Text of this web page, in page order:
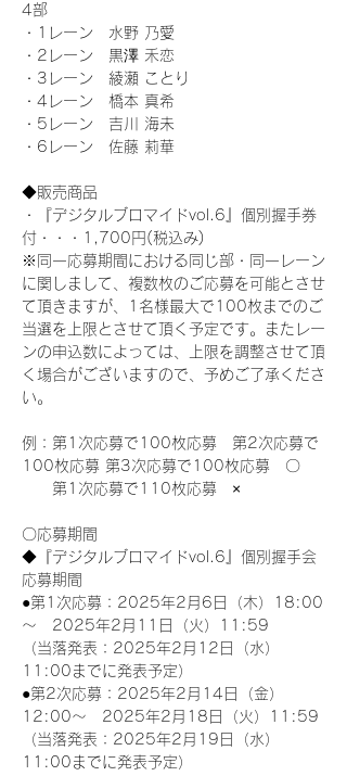
4部
・1レーン　水野 乃愛
・2レーン　黒澤 禾恋
・3レーン　綾瀬 ことり
・4レーン　橋本 真希
・5レーン　吉川 海未
・6レーン　佐藤 莉華
◆販売商品
・『デジタルブロマイドvol.6』個別握手券
付・・・1,700円(税込み)
※同一応募期間における同じ部・同一レーン
に関しまして、複数枚のご応募を可能とさせ
て頂きますが、1名様最大で100枚までのご
当選を上限とさせて頂く予定です。またレー
ンの申込数によっては、上限を調整させて頂
く場合がございますので、予めご了承くださ
い。
例：第1次応募で100枚応募　第2次応募で
100枚応募 第3次応募で100枚応募　〇
第1次応募で110枚応募　×
〇応募期間
◆『デジタルブロマイドvol.6』個別握手会
応募期間
●第1次応募：2025年2月6日（木）18:00
～　2025年2月11日（火）11:59
（当落発表：2025年2月12日（水）
11:00までに発表予定）
●第2次応募：2025年2月14日（金）
12:00～　2025年2月18日（火）11:59
（当落発表：2025年2月19日（水）
11:00までに発表予定）